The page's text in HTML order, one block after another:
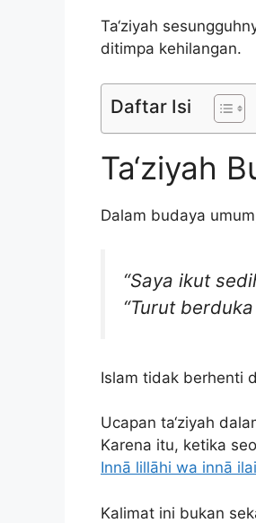
Ta‘ziyah
ditimpa kehilangan.
Daftar Isi
Ta‘ziyah
Dalam budaya
“Saya ikut
“Turut
Islam tidak berhenti
Ucapan ta‘ziyah
Karena itu, ketika
Innā lillāhi wa innā
Kalimat ini bukan